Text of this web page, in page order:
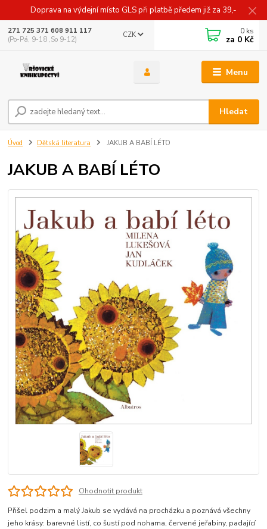
Doprava na výdejní místo GLS při platbě předem již za 39,-
Menu
CZK
Hledat
271 725 371 608 911 117
(Po-Pá, 9-18 ,So 9-12)
0 ks
za 0 Kč
Úvod Dětská literatura JAKUB A BABÍ LÉTO
JAKUB A BABÍ LÉTO
Ohodnotit produkt
Přišel podzim a malý Jakub se vydává na procházku a poznává všechny
jeho krásy: barevné listí, co šustí pod nohama, červené jeřabiny, padající